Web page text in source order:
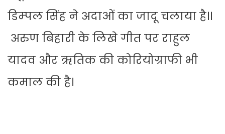
डिम्‍पल सिंह ने अदाओं का जादू चलाया है।।
अरुण बिहारी के लिखे गीत पर राहुल
यादव और ऋतिक की कोरियोग्राफी भी
कमाल की है।